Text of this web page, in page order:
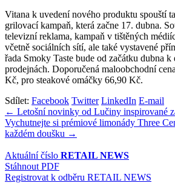
Vitana k uvedení nového produktu spouští
grilovací kampaň, která začne 17. dubna.
televizní reklama, kampaň v tištěných
včetně sociálních sítí, ale také vystavené
řada Smoky Taste bude od začátku dubna
prodejnách. Doporučená maloobchodní
Kč, pro steakové omáčky 66,90 Kč.
Sdílet: Facebook Twitter LinkedIn E-mail
Navigace
pro
← Letošní novinky od Lučiny inspirované
Vychutnejte si prémiové limonády Three
každém doušku →
Aktuální číslo RETAIL NEWS
Stáhnout PDF
Registrovat k odběru RETAIL NEWS